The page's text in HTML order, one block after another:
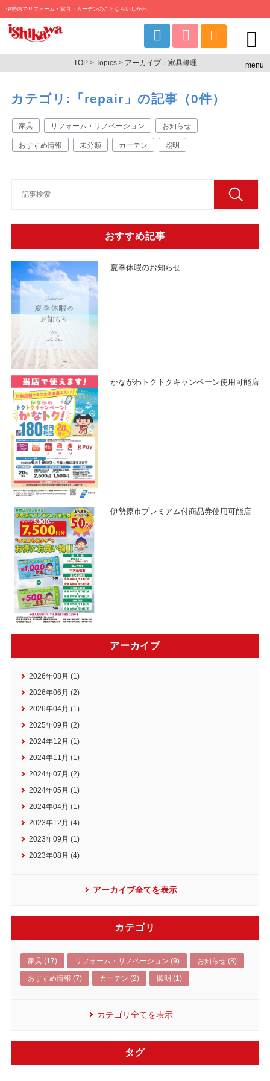
伊勢原でリフォーム・家具・カーテンのことならいしかわ
menu
TOP> Topics> アーカイブ：家具修理
カテゴリ:「repair」の記事（0件）
家具 リフォーム・リノベーション お知らせ
おすすめ情報 未分類 カーテン 照明
おすすめ記事
夏季休暇のお知らせ
かながわトクトクキャンペーン使用可能店
伊勢原市プレミアム付商品券使用可能店
アーカイブ
2026年08月 (1)
2026年06月 (2)
2026年04月 (1)
2025年09月 (2)
2024年12月 (1)
2024年11月 (1)
2024年07月 (2)
2024年05月 (1)
2024年04月 (1)
2023年12月 (4)
2023年09月 (1)
2023年08月 (4)
アーカイブ全てを表示
カテゴリ
家具 (17) リフォーム・リノベーション (9) お知らせ (8)
おすすめ情報 (7) カーテン (2) 照明 (1)
カテゴリ全てを表示
タグ